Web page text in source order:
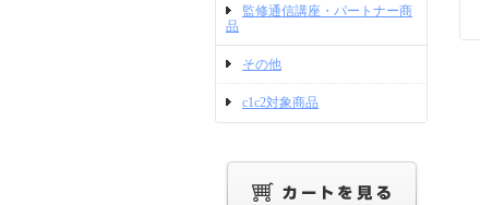
監修通信講座・パートナー商
品
その他
c1c2対象商品